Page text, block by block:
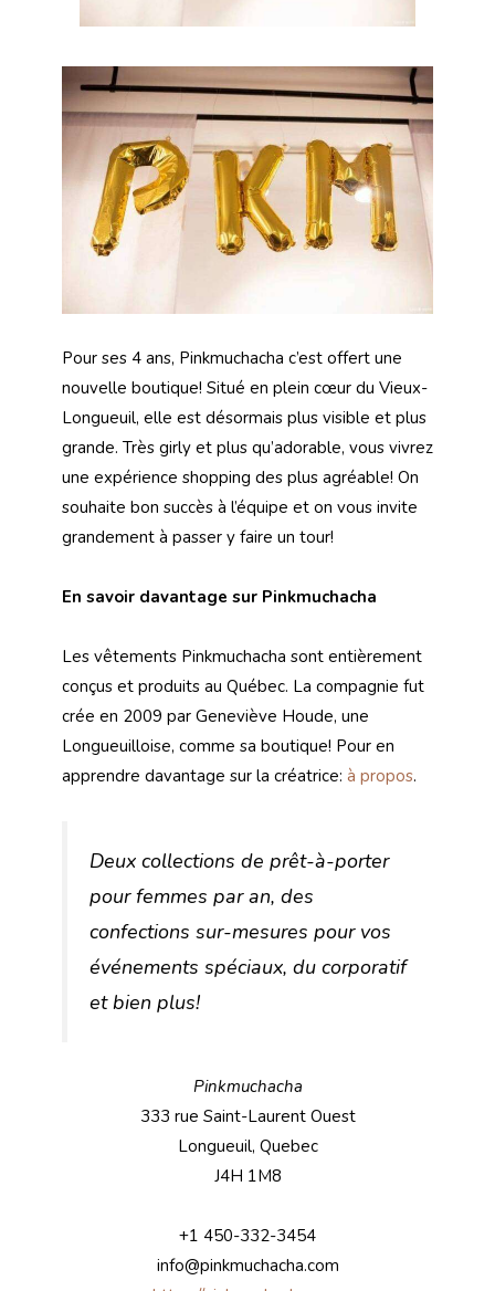
Pour ses 4 ans, Pinkmuchacha c’est offert une
nouvelle boutique! Situé en plein cœur du Vieux-
Longueuil, elle est désormais plus visible et plus
grande. Très girly et plus qu’adorable, vous vivrez
une expérience shopping des plus agréable! On
souhaite bon succès à l’équipe et on vous invite
grandement à passer y faire un tour!
En savoir davantage sur Pinkmuchacha
Les vêtements Pinkmuchacha sont entièrement
conçus et produits au Québec. La compagnie fut
crée en 2009 par Geneviève Houde, une
Longueuilloise, comme sa boutique! Pour en
apprendre davantage sur la créatrice: à propos.
Deux collections de prêt-à-porter
pour femmes par an, des
confections sur-mesures pour vos
événements spéciaux, du corporatif
et bien plus!
Pinkmuchacha
333 rue Saint-Laurent Ouest
Longueuil, Quebec
J4H 1M8
+1 450-332-3454
info@pinkmuchacha.com